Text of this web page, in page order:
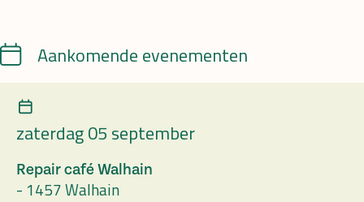
CalendarAankomende evenementen
zaterdag 05 september
Repair café Walhain
- 1457 Walhain